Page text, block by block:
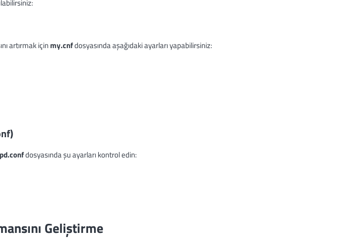
artırmak için my.cnfdosyasında aşağıdaki ayarları yapabilirsiniz:
dosyasında şu ayarları kontrol edin:
Geliştirme